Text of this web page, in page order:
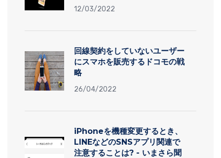
12/03/2022
回線契約をしていないユーザー
にスマホを販売するドコモの戦
略
26/04/2022
iPhoneを機種変更するとき、
LINEなどのSNSアプリ関連で
注意することは? - いまさら聞